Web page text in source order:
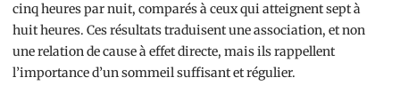
cinq heures par nuit, comparés à ceux qui atteignent sept à
huit heures. Ces résultats traduisent une association, et non
une relation de cause à effet directe, mais ils rappellent
l’importance d’un sommeil suffisant et régulier.